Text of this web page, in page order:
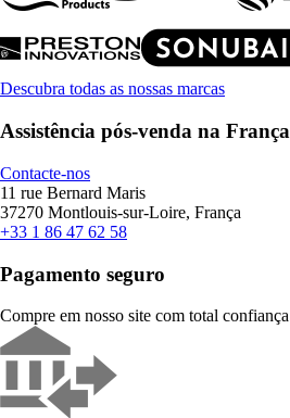
Descubra todas as nossas marcas
Assistência pós-venda na França
Contacte-nos
11 rue Bernard Maris
37270 Montlouis-sur-Loire, França
+33 1 86 47 62 58
Pagamento seguro
Compre em nosso site com total confiança